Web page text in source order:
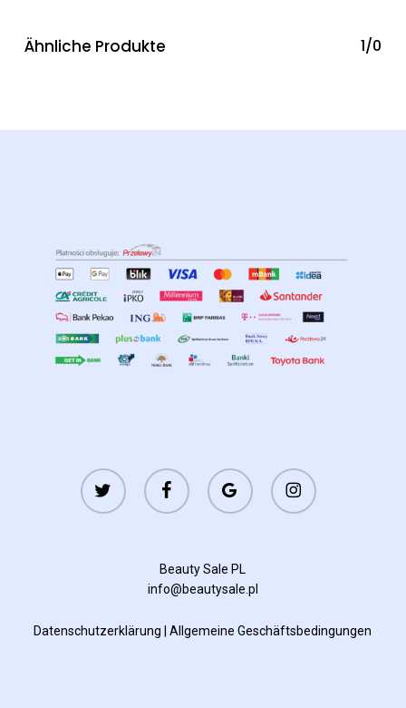
Ähnliche Produkte 1/0
twitter facebook
google-
plus
instagram
Beauty Sale PL
info@beautysale.pl
Datenschutzerklärung |Allgemeine Geschäftsbedingungen